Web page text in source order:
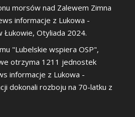
morsów nad Zalewem Zimna
informacje z Lukowa -
Łukowie, Otyliada 2024.
"Lubelskie wspiera OSP",
otrzyma 1211 jednostek
informacje z Lukowa -
dokonali rozboju na 70-latku z